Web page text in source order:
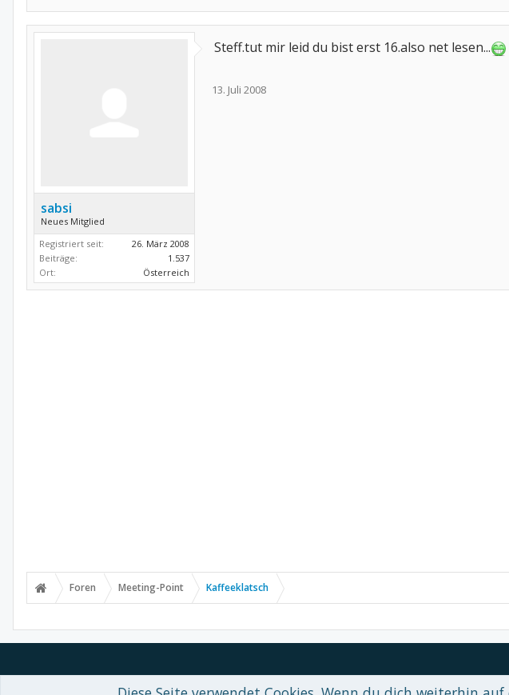
sabsi
Neues Mitglied
Registriert seit:
26. März 2008
Beiträge:
1.537
Ort:
Österreich
Steff.tut mir leid du bist erst 16.also net lesen...
13. Juli 2008
Foren Meeting-Point Kaffeeklatsch